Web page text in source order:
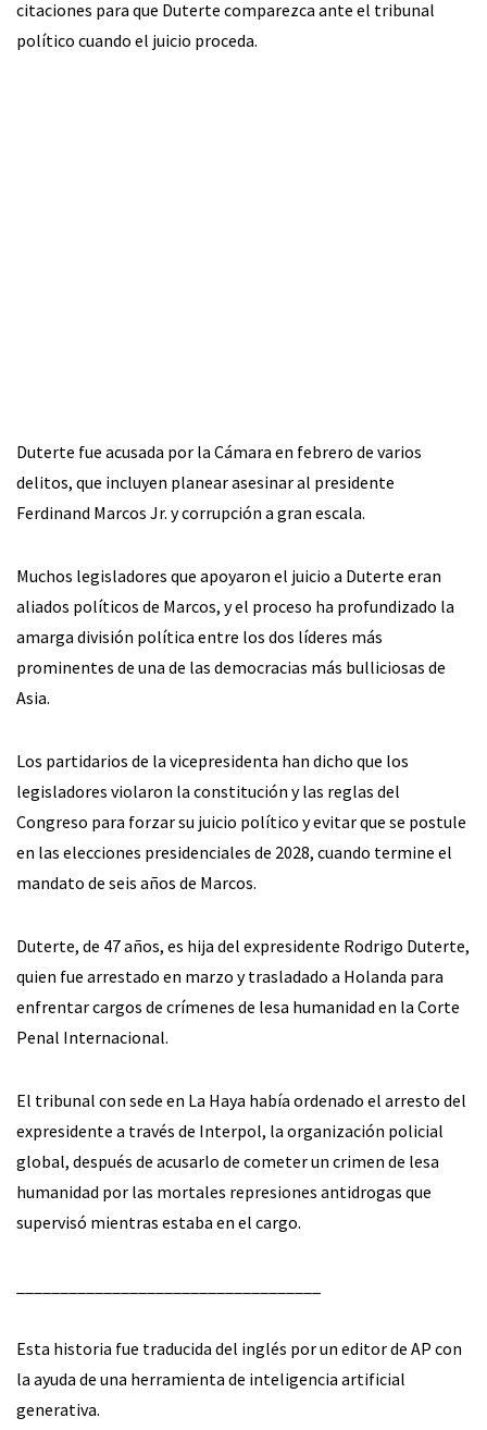
citaciones para que Duterte comparezca ante el tribunal
político cuando el juicio proceda.
Duterte fue acusada por la Cámara en febrero de varios
delitos, que incluyen planear asesinar al presidente
Ferdinand Marcos Jr. y corrupción a gran escala.
Muchos legisladores que apoyaron el juicio a Duterte eran
aliados políticos de Marcos, y el proceso ha profundizado la
amarga división política entre los dos líderes más
prominentes de una de las democracias más bulliciosas de
Asia.
Los partidarios de la vicepresidenta han dicho que los
legisladores violaron la constitución y las reglas del
Congreso para forzar su juicio político y evitar que se postule
en las elecciones presidenciales de 2028, cuando termine el
mandato de seis años de Marcos.
Duterte, de 47 años, es hija del expresidente Rodrigo Duterte,
quien fue arrestado en marzo y trasladado a Holanda para
enfrentar cargos de crímenes de lesa humanidad en la Corte
Penal Internacional.
El tribunal con sede en La Haya había ordenado el arresto del
expresidente a través de Interpol, la organización policial
global, después de acusarlo de cometer un crimen de lesa
humanidad por las mortales represiones antidrogas que
supervisó mientras estaba en el cargo.
Esta historia fue traducida del inglés por un editor de AP con
la ayuda de una herramienta de inteligencia artificial
generativa.